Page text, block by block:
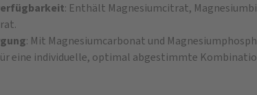
: Enthält Magnesiumcitrat,
: Mit Magnesiumcarbonat und
eine individuelle, optimal abgestimmte